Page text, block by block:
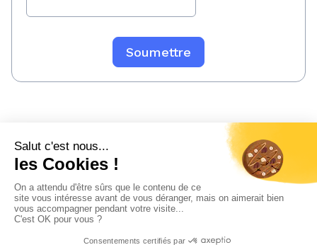
© 2023 WeeFin
Mentions légales Politique de confidentialitéSitemap